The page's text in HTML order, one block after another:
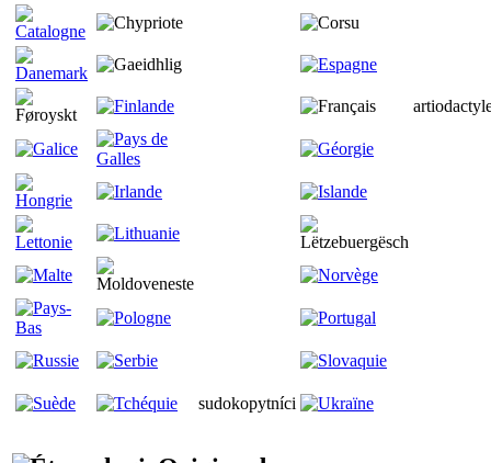
sudokopytníci